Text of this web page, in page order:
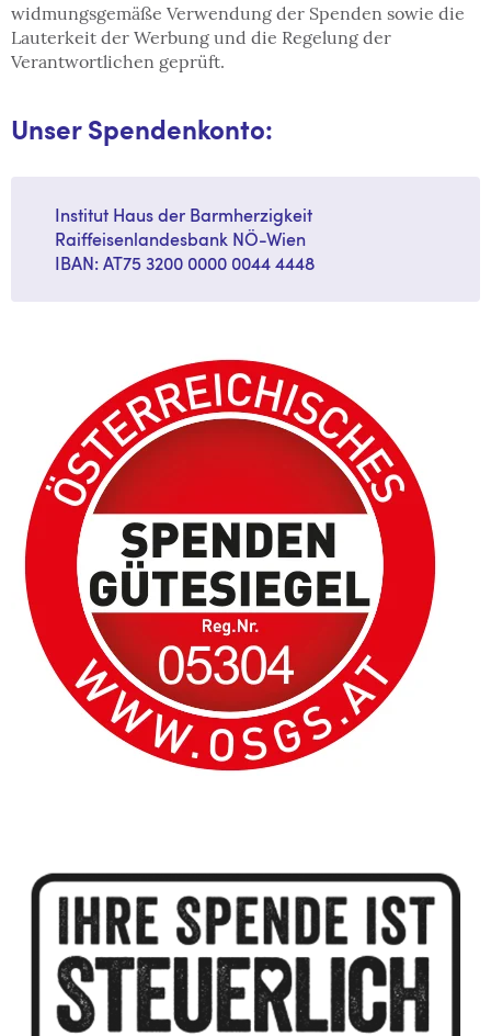
widmungsgemäße Verwendung der Spenden sowie die
Lauterkeit der Werbung und die Regelung der
Verantwortlichen geprüft.
Unser Spendenkonto:
Institut Haus der Barmherzigkeit
Raiffeisenlandesbank NÖ-Wien
IBAN: AT75 3200 0000 0044 4448